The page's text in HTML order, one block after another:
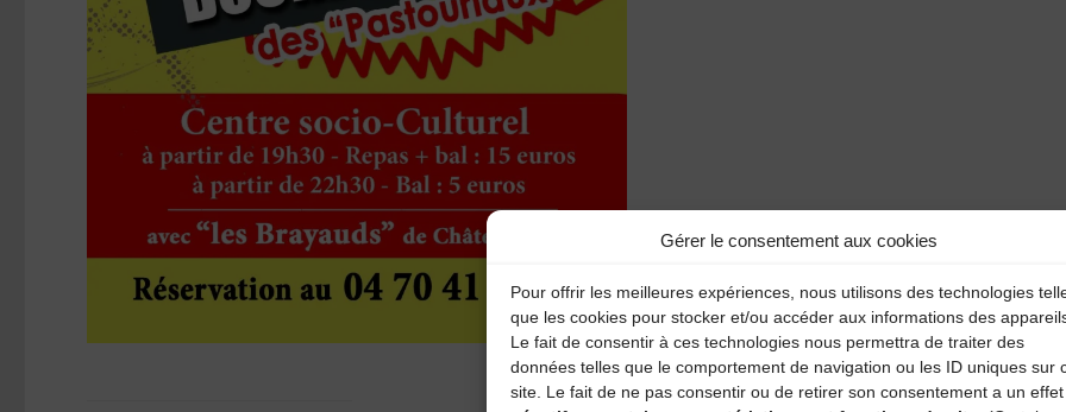
Gérer le consentement aux cookies
Pour offrir les meilleures expériences, nous utilisons des technologies
que les cookies pour stocker et/ou accéder aux informations des
Le fait de consentir à ces technologies nous permettra de traiter des
données telles que le comportement de navigation ou les ID uniques sur
site. Le fait de ne pas consentir ou de retirer son consentement a un effet